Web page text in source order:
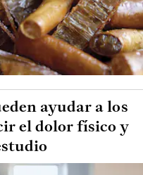
ayudar a los
el dolor físico y